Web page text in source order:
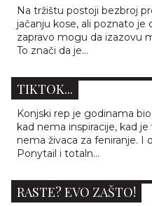
Na tržištu postoji bezbroj
jačanju kose, ali poznato je
zapravo mogu da izazovu
To znači da je...
ZABORAVI OBIČNI
TIKTOK...
Konjski rep je godinama
kad nema inspiracije, kad
nema živaca za feniranje. I
Ponytail i totaln...
RASTE? EVO ZAŠTO!